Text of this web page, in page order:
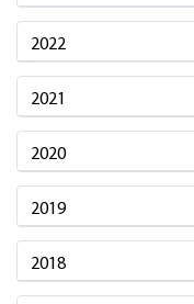
2022
2021
2020
2019
2018